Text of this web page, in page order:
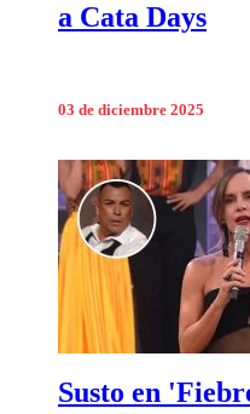
a Cata Days
03 de diciembre 2025
Susto en